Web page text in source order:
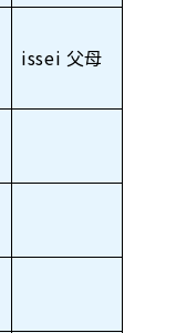
issei 父母